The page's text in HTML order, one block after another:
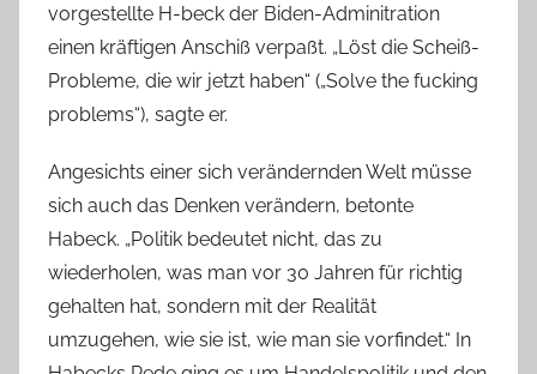
vorgestellte H-beck der Biden-Adminitration
einen kräftigen Anschiß verpaßt. „Löst die Scheiß-
Probleme, die wir jetzt haben“ („Solve the fucking
problems“), sagte er.
Angesichts einer sich verändernden Welt müsse
sich auch das Denken verändern, betonte
Habeck. „Politik bedeutet nicht, das zu
wiederholen, was man vor 30 Jahren für richtig
gehalten hat, sondern mit der Realität
umzugehen, wie sie ist, wie man sie vorfindet.“ In